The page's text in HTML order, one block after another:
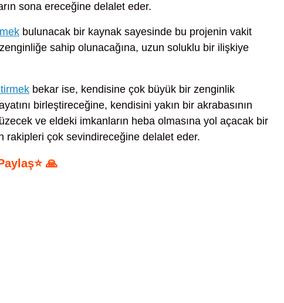
sona ereceğine delalet eder.
bulunacak bir kaynak sayesinde bu projenin vakit
sahip olunacağına, uzun soluklu bir ilişkiye
bekar ise, kendisine çok büyük bir zenginlik
birleştireceğine, kendisini yakın bir akrabasının
ve eldeki imkanların heba olmasına yol açacak bir
rakipleri çok sevindireceğine delalet eder.
🙏